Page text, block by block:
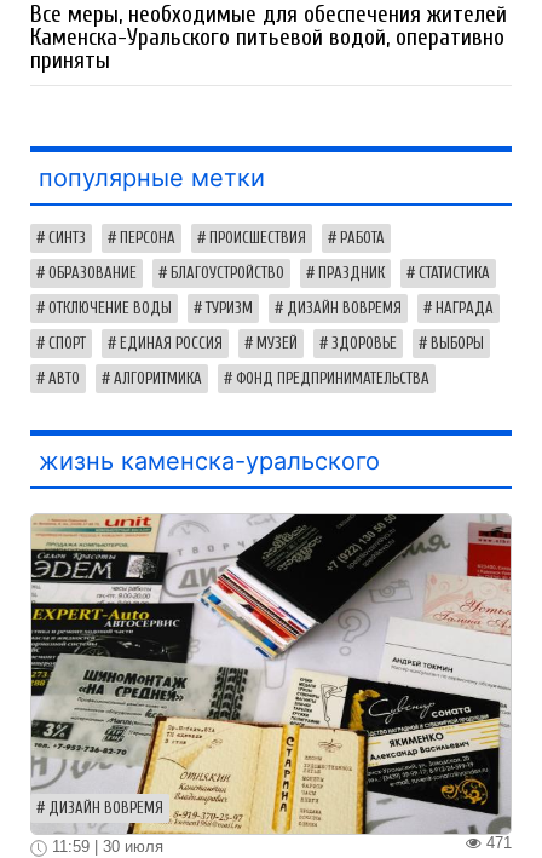
Все меры, необходимые для обеспечения жителей
Каменска-Уральского питьевой водой, оперативно
приняты
популярные метки
СИНТЗ ПЕРСОНА ПРОИСШЕСТВИЯ РАБОТА
ОБРАЗОВАНИЕ БЛАГОУСТРОЙСТВО ПРАЗДНИК СТАТИСТИКА
ОТКЛЮЧЕНИЕ ВОДЫ ТУРИЗМ ДИЗАЙН ВОВРЕМЯ НАГРАДА
СПОРТ ЕДИНАЯ РОССИЯ МУЗЕЙ ЗДОРОВЬЕ ВЫБОРЫ
АВТО АЛГОРИТМИКА ФОНД ПРЕДПРИНИМАТЕЛЬСТВА
жизнь каменска-уральского
ДИЗАЙН ВОВРЕМЯ
471
11:59 | 30 июля